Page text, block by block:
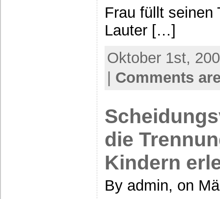
Frau füllt seinen
Lauter […]
Oktober 1st,
Comments
die
Kindern
By admin, on